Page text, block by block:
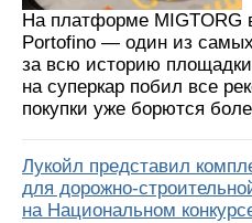
На платформе MIGTORG
Portofino — один из
за всю историю
на суперкар побил все
покупки уже борются
Лукойл представил
для дорожно-
на Национальном